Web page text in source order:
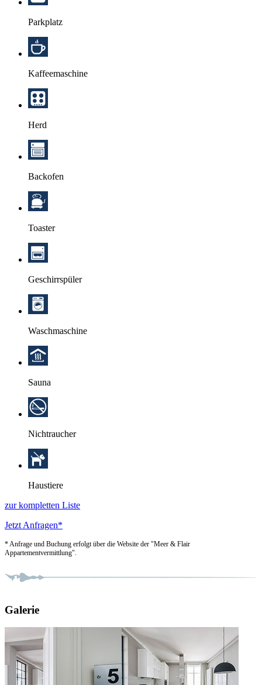
Parkplatz
Kaffeemaschine
Herd
Backofen
Toaster
Geschirrspüler
Waschmaschine
Sauna
Nichtraucher
Haustiere
zur kompletten Liste
Jetzt Anfragen*
* Anfrage und Buchung erfolgt über die Website der "Meer & Flair
Appartementvermittlung".
Galerie